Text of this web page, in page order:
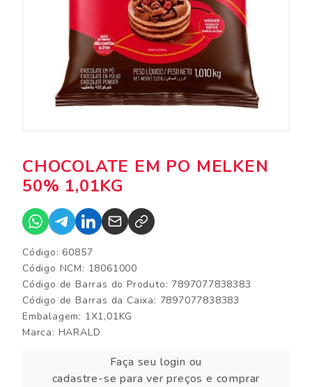
CHOCOLATE EM PO MELKEN
50% 1,01KG
Código: 60857
Código NCM: 18061000
Código de Barras do Produto: 7897077838383
Código de Barras da Caixa: 7897077838383
Embalagem: 1X1,01KG
Marca: HARALD
Faça seu login ou
cadastre-se para ver preços e comprar